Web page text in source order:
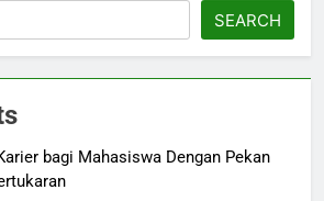
SEARCH
bagi Mahasiswa Dengan Pekan